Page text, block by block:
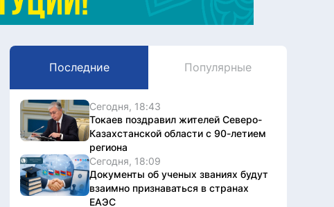
Экономика
Культура
Служба Комплаенс
Служу стране
Последние Популярные
Сегодня, 18:43
Токаев поздравил жителей Северо-
Казахстанской области с 90-летием
региона
Сегодня, 18:09
Документы об ученых званиях будут
взаимно признаваться в странах
ЕАЭС